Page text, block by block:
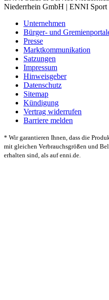
Niederrhein GmbH | ENNI
Unternehmen
Bürger- und
Presse
Marktkommunikation
Satzungen
Impressum
Hinweisgeber
Datenschutz
Sitemap
Kündigung
Vertrag widerrufen
Barriere melden
* Wir garantieren Ihnen, dass die
mit gleichen Verbrauchsgrößen und
erhalten sind, als auf enni.de.